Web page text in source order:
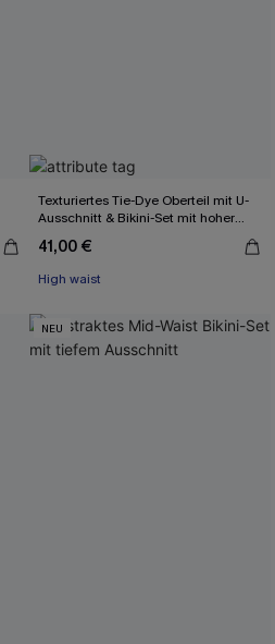
Texturiertes Tie-Dye Oberteil mit U-
Ausschnitt & Bikini-Set mit hoher
41,00 €
High waist
NEU